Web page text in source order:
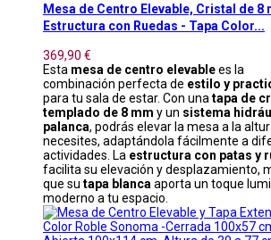
Mesa de Centro Elevable, Cristal de 8
Estructura con Ruedas - Tapa Color...
369,90 €
Esta mesa de centro elevablees la
combinación perfecta de estilo y
para tu sala de estar. Con unatapa de
templado de 8 mm y un sistema
palanca, podrás elevar la mesa a la
necesites, adaptándola fácilmente a
actividades. La estructura con patas y
facilita su elevación y desplazamiento,
que su tapa blancaaporta un toque
moderno a tu espacio.